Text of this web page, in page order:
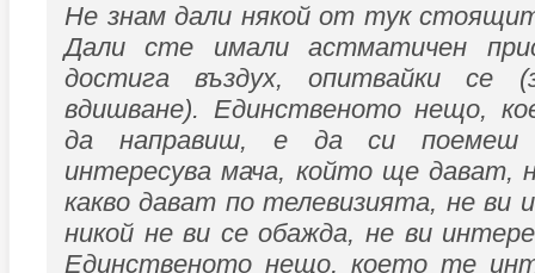
Не знам дали някой от тук
Дали сте имали астматичен
достига въздух, опитвайки се
вдишване). Единственото нещо,
да направиш, е да си поемеш
интересува мача, който ще дават,
какво дават по телевизията, не ви
никой не ви се обажда, не ви
Единственото нещо, което те